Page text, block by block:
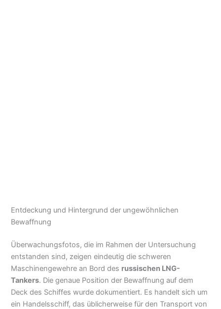
Entdeckung und Hintergrund der ungewöhnlichen
Bewaffnung
Überwachungsfotos, die im Rahmen der Untersuchung
entstanden sind, zeigen eindeutig die schweren
Maschinengewehre an Bord des russischen LNG-
Tankers. Die genaue Position der Bewaffnung auf dem
Deck des Schiffes wurde dokumentiert. Es handelt sich um
ein Handelsschiff, das üblicherweise für den Transport von